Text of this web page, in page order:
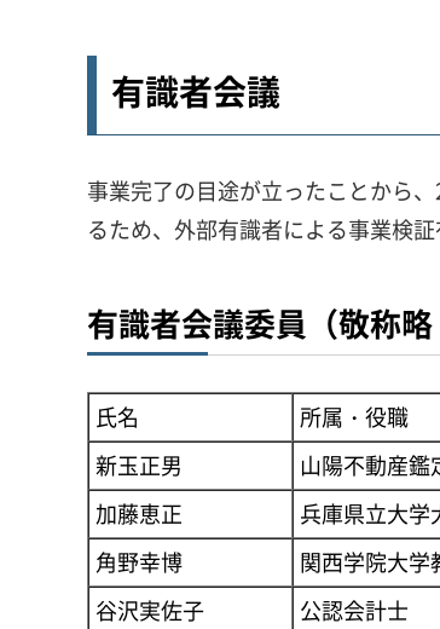
有識者会議
事業完了の目途が立ったことから
るため、外部有識者による事業検
有識者会議委員（敬称略
氏名 所属・役職
新玉正男
山陽不動産鑑
加藤恵正
兵庫県立大学
角野幸博
関西学院大学
谷沢実佐子
公認会計士